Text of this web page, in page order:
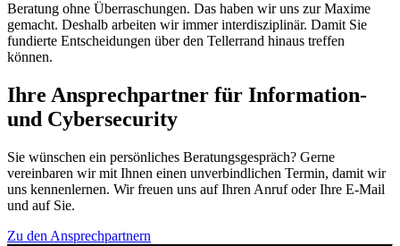
Beratung ohne Überraschungen. Das haben wir uns zur Maxime
gemacht. Deshalb arbeiten wir immer interdisziplinär. Damit Sie
fundierte Entscheidungen über den Tellerrand hinaus treffen
können.
Ihre Ansprechpartner für Information-
und Cybersecurity
Sie wünschen ein persönliches Beratungsgespräch? Gerne
vereinbaren wir mit Ihnen einen unverbindlichen Termin, damit wir
uns kennenlernen. Wir freuen uns auf Ihren Anruf oder Ihre E-Mail
und auf Sie.
Zu den Ansprechpartnern